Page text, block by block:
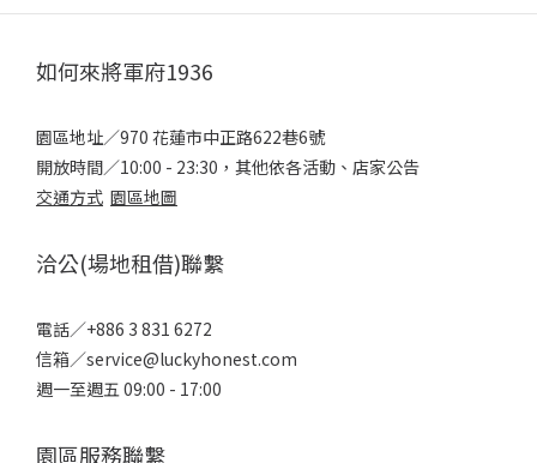
如何來將軍府1936
園區地址／970 花蓮市中正路622巷6號
開放時間／10:00 - 23:30，其他依各活動、店家公告
交通方式 園區地圖
洽公(場地租借)聯繫
電話／+886 3 831 6272
信箱／service@luckyhonest.com
週一至週五 09:00 - 17:00
園區服務聯繫